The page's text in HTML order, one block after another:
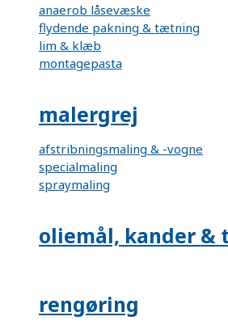
anaerob låsevæske
flydende pakning & tætning
lim & klæb
montagepasta
malergrej
afstribningsmaling & -vogne
specialmaling
spraymaling
oliemål, kander &
rengøring